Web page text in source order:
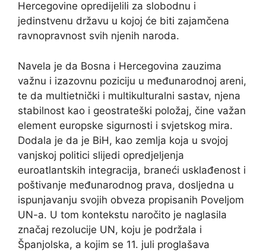
Hercegovine opredijelili za slobodnu i
jedinstvenu državu u kojoj će biti zajamčena
ravnopravnost svih njenih naroda.
Navela je da Bosna i Hercegovina zauzima
važnu i izazovnu poziciju u međunarodnoj areni,
te da multietnički i multikulturalni sastav, njena
stabilnost kao i geostrateški položaj, čine važan
element europske sigurnosti i svjetskog mira.
Dodala je da je BiH, kao zemlja koja u svojoj
vanjskoj politici slijedi opredjeljenja
euroatlantskih integracija, braneći usklađenost i
poštivanje međunarodnog prava, dosljedna u
ispunjavanju svojih obveza propisanih Poveljom
UN-a. U tom kontekstu naročito je naglasila
značaj rezolucije UN, koju je podržala i
Španjolska, a kojim se 11. juli proglašava